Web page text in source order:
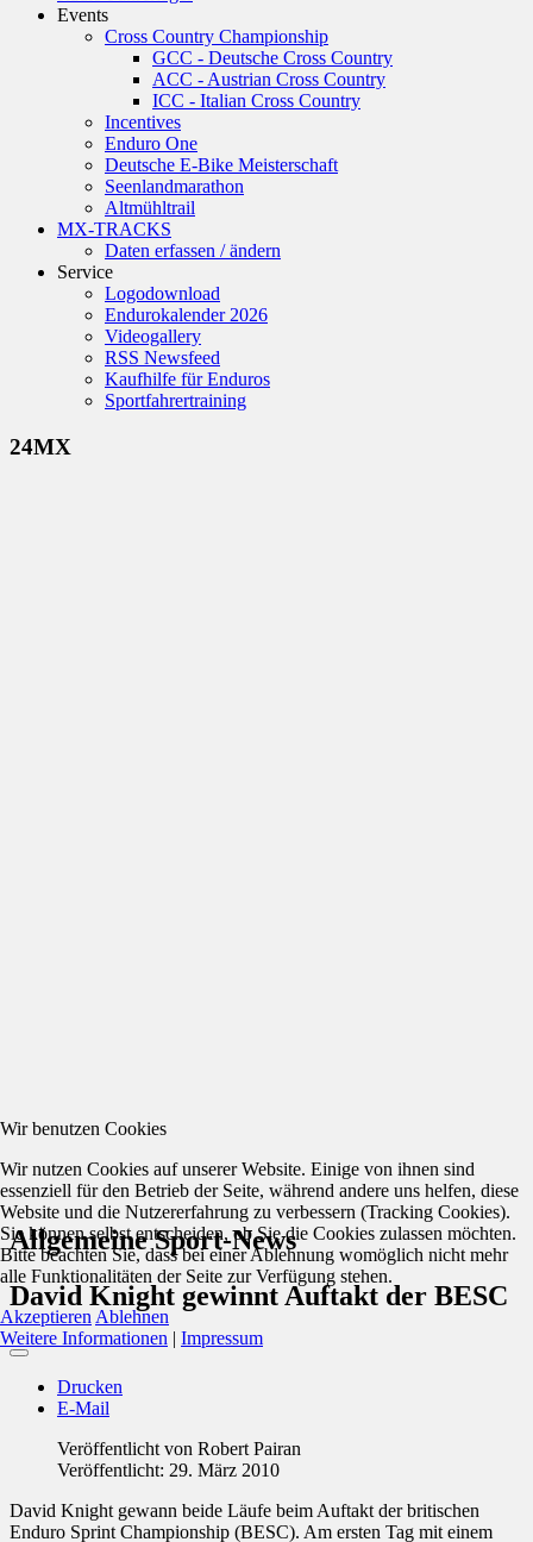
Events
Cross Country Championship
GCC - Deutsche Cross Country
ACC - Austrian Cross Country
ICC - Italian Cross Country
Incentives
Enduro One
Deutsche E-Bike Meisterschaft
Seenlandmarathon
Altmühltrail
MX-TRACKS
Daten erfassen / ändern
Service
Logodownload
Endurokalender 2026
Videogallery
RSS Newsfeed
Kaufhilfe für Enduros
Sportfahrertraining
24MX
Allgemeine Sport-News
David Knight gewinnt Auftakt der BESC
Drucken
E-Mail
Veröffentlicht von Robert Pairan
Veröffentlicht: 29. März 2010
David Knight gewann beide Läufe beim Auftakt der britischen
Enduro Sprint Championship (BESC). Am ersten Tag mit einem
Wir benutzen Cookies
Wir nutzen Cookies auf unserer Website. Einige von ihnen sind
essenziell für den Betrieb der Seite, während andere uns helfen, diese
Website und die Nutzererfahrung zu verbessern (Tracking Cookies).
Sie können selbst entscheiden, ob Sie die Cookies zulassen möchten.
Bitte beachten Sie, dass bei einer Ablehnung womöglich nicht mehr
alle Funktionalitäten der Seite zur Verfügung stehen.
Akzeptieren Ablehnen
Weitere Informationen | Impressum